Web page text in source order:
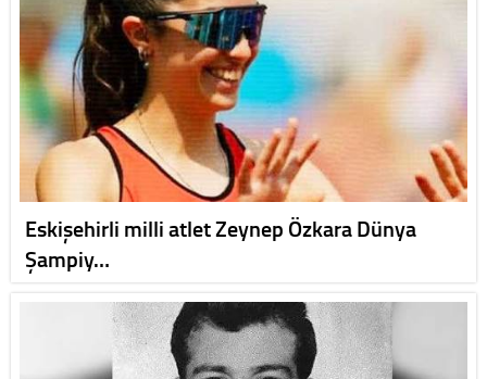
Eskişehirli milli atlet Zeynep Özkara Dünya
Şampiy…